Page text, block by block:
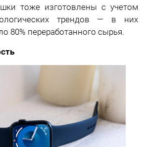
тоже изготовлены с учетом
трендов — в них
80% переработанного сырья.